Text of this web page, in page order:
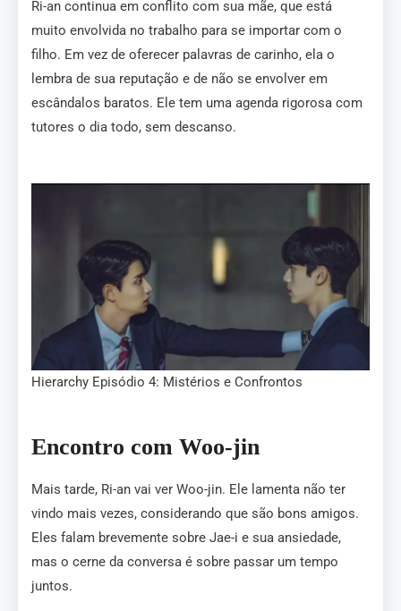
Ri-an continua em conflito com sua mãe, que está
muito envolvida no trabalho para se importar com o
filho. Em vez de oferecer palavras de carinho, ela o
lembra de sua reputação e de não se envolver em
escândalos baratos. Ele tem uma agenda rigorosa com
tutores o dia todo, sem descanso.
Hierarchy Episódio 4: Mistérios e Confrontos
Encontro com Woo-jin
Mais tarde, Ri-an vai ver Woo-jin. Ele lamenta não ter
vindo mais vezes, considerando que são bons amigos.
Eles falam brevemente sobre Jae-i e sua ansiedade,
mas o cerne da conversa é sobre passar um tempo
juntos.